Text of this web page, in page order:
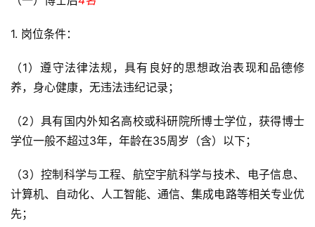
1. 岗位条件：
（1）遵守法律法规，具有良好的思想政治表现和品德修
养，身心健康，无违法违纪记录；
（2）具有国内外知名高校或科研院所博士学位，获得博士
学位一般不超过3年，年龄在35周岁（含）以下；
（3）控制科学与工程、航空宇航科学与技术、电子信息、
计算机、自动化、人工智能、通信、集成电路等相关专业优
先；